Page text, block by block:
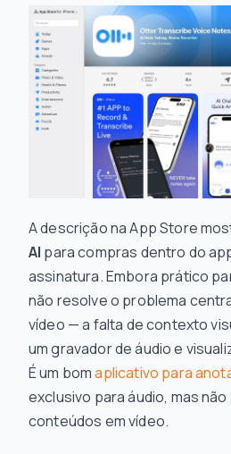
A descrição na App Store
AI para compras dentro do
assinatura. Embora prático
não resolve o problema
vídeo — a falta de contexto
um gravador de áudio e
É um bomaplicativo para
exclusivo para áudio, mas não
conteúdos em vídeo.